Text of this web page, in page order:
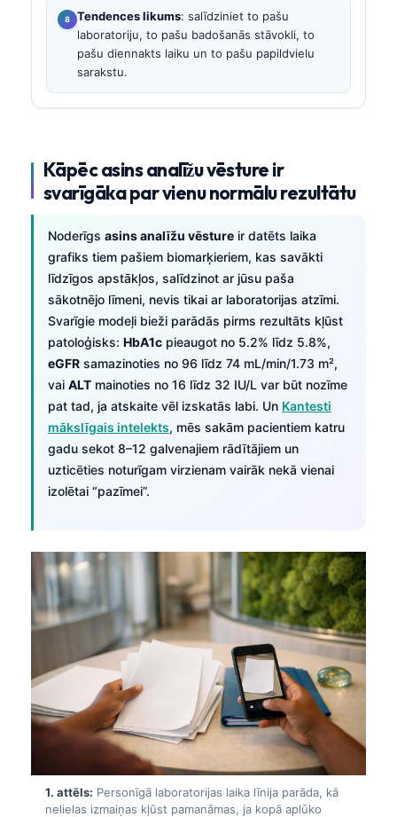
Tendences likums: salīdziniet to pašu
laboratoriju, to pašu badošanās stāvokli, to
pašu diennakts laiku un to pašu papildvielu
sarakstu.
Kāpēc asins analīžu vēsture ir
svarīgāka par vienu normālu rezultātu
Noderīgs asins analīžu vēsture ir datēts laika
grafiks tiem pašiem biomarķieriem, kas savākti
līdzīgos apstākļos, salīdzinot ar jūsu paša
sākotnējo līmeni, nevis tikai ar laboratorijas atzīmi.
Svarīgie modeļi bieži parādās pirms rezultāts kļūst
patoloģisks: HbA1c pieaugot no 5.2% līdz 5.8%,
eGFR samazinoties no 96 līdz 74 mL/min/1.73 m²,
vai ALT mainoties no 16 līdz 32 IU/L var būt nozīme
pat tad, ja atskaite vēl izskatās labi. Un Kantesti
mākslīgais intelekts, mēs sakām pacientiem katru
gadu sekot 8–12 galvenajiem rādītājiem un
uzticēties noturīgam virzienam vairāk nekā vienai
izolētai “pazīmei”.
1. attēls: Personīgā laboratorijas laika līnija parāda, kā
nelielas izmaiņas kļūst pamanāmas, ja kopā aplūko